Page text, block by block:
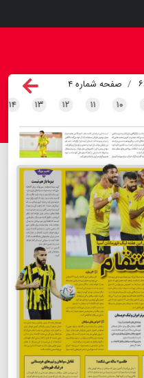
صفحه شماره ۴
۱۰ ۱۱ ۱۲ ۱۳ ۱۴